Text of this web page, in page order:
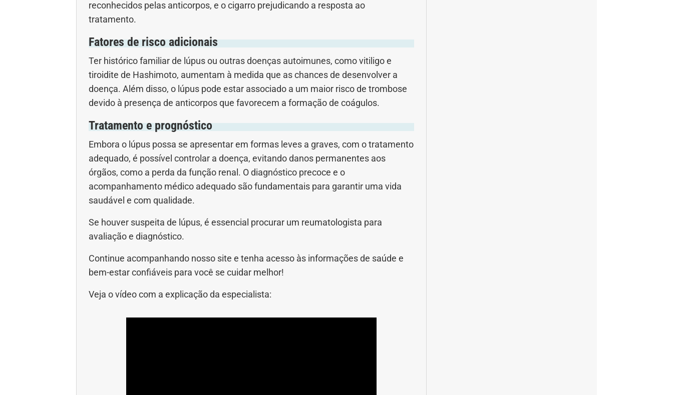
reconhecidos pelas anticorpos, e o cigarro prejudicando a resposta ao
tratamento.
Fatores de risco adicionais
Ter histórico familiar de lúpus ou outras doenças autoimunes, como vitiligo e
tiroidite de Hashimoto, aumentam à medida que as chances de desenvolver a
doença. Além disso, o lúpus pode estar associado a um maior risco de trombose
devido à presença de anticorpos que favorecem a formação de coágulos.
Tratamento e prognóstico
Embora o lúpus possa se apresentar em formas leves a graves, com o tratamento
adequado, é possível controlar a doença, evitando danos permanentes aos
órgãos, como a perda da função renal. O diagnóstico precoce e o
acompanhamento médico adequado são fundamentais para garantir uma vida
saudável e com qualidade.
Se houver suspeita de lúpus, é essencial procurar um reumatologista para
avaliação e diagnóstico.
Continue acompanhando nosso site e tenha acesso às informações de saúde e
bem-estar confiáveis para você se cuidar melhor!
Veja o vídeo com a explicação da especialista: